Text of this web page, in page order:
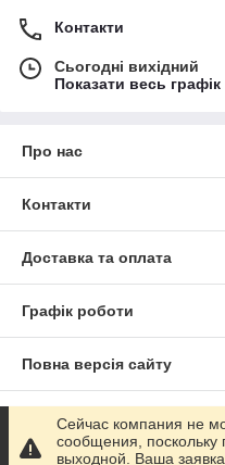
Контакти
Сьогодні вихідний
Показати весь
Про нас
Контакти
Доставка та оплата
Графік роботи
Повна версія сайту
Сайт створено на
Сейчас компания не
сообщения, поскольку
выходной. Ваша